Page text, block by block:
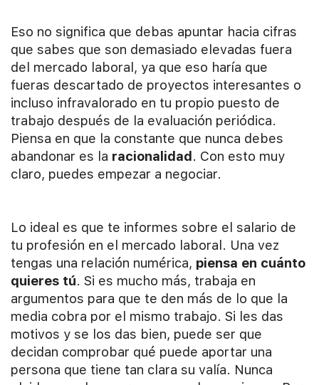
Eso no significa que debas apuntar hacia cifras
que sabes que son demasiado elevadas fuera
del mercado laboral, ya que eso haría que
fueras descartado de proyectos interesantes o
incluso infravalorado en tu propio puesto de
trabajo después de la evaluación periódica.
Piensa en que la constante que nunca debes
abandonar es la racionalidad . Con esto muy
claro, puedes empezar a negociar.
Lo ideal es que te informes sobre el salario de
tu profesión en el mercado laboral. Una vez
tengas una relación numérica, piensa en cuánto
quieres tú. Si es mucho más, trabaja en
argumentos para que te den más de lo que la
media cobra por el mismo trabajo. Si les das
motivos y se los das bien, puede ser que
decidan comprobar qué puede aportar una
persona que tiene tan clara su valía. Nunca